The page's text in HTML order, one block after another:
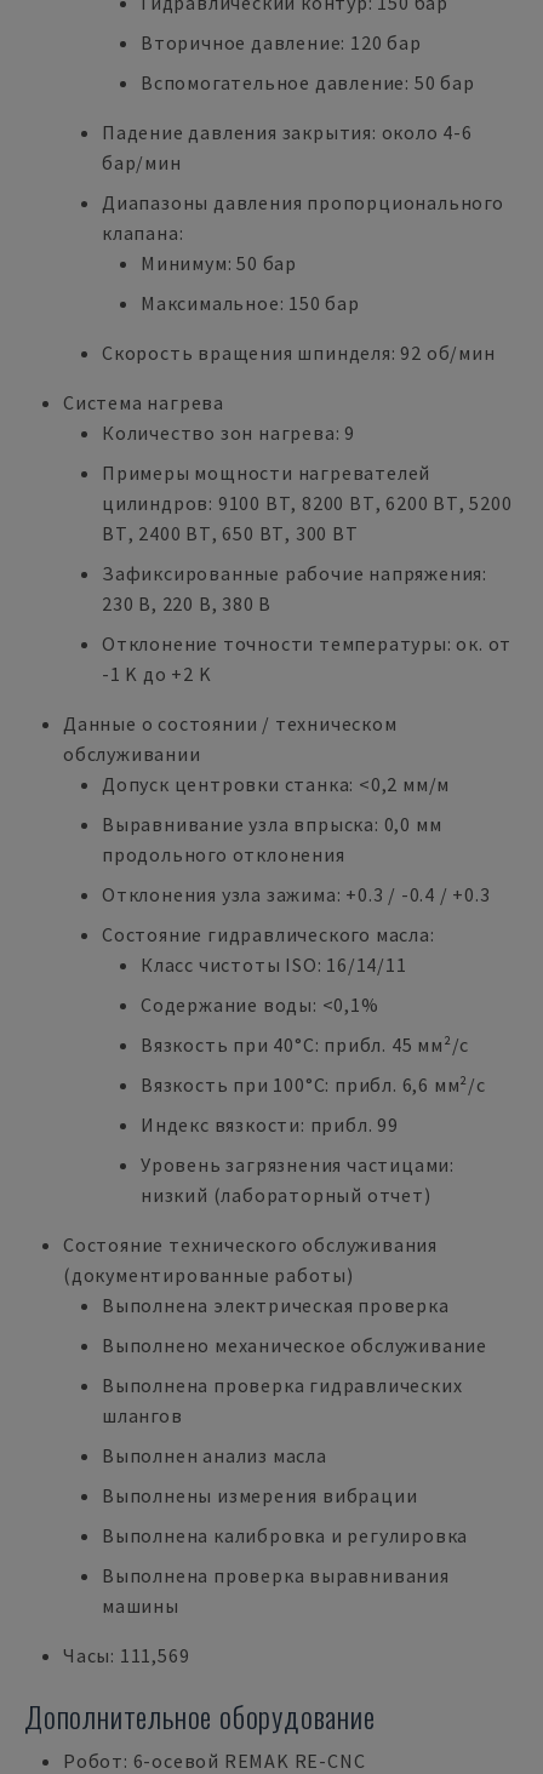
Вторичное давление: 120 бар
Вспомогательное давление: 50 бар
Падение давления закрытия: около 4-6
бар/мин
Диапазоны давления пропорционального
клапана:
Минимум: 50 бар
Максимальное: 150 бар
Скорость вращения шпинделя: 92 об/мин
Система нагрева
Количество зон нагрева: 9
Примеры мощности нагревателей
цилиндров: 9100 ВТ, 8200 ВТ, 6200 ВТ, 5200
ВТ, 2400 ВТ, 650 ВТ, 300 ВТ
Зафиксированные рабочие напряжения:
230 В, 220 В, 380 В
Отклонение точности температуры: ок. от
-1 K до +2 K
Данные о состоянии / техническом
обслуживании
Допуск центровки станка: <0,2 мм/м
Выравнивание узла впрыска: 0,0 мм
продольного отклонения
Отклонения узла зажима: +0.3 / -0.4 / +0.3
Состояние гидравлического масла:
Класс чистоты ISO: 16/14/11
Содержание воды: <0,1%
Вязкость при 40°C: прибл. 45 мм²/с
Вязкость при 100°C: прибл. 6,6 мм²/с
Индекс вязкости: прибл. 99
Уровень загрязнения частицами:
низкий (лабораторный отчет)
Состояние технического обслуживания
(документированные работы)
Выполнена электрическая проверка
Выполнено механическое обслуживание
Выполнена проверка гидравлических
шлангов
Выполнен анализ масла
Выполнены измерения вибрации
Выполнена калибровка и регулировка
Выполнена проверка выравнивания
машины
Часы: 111,569
Дополнительное оборудование
Робот: 6-осевой REMAK RE-CNC